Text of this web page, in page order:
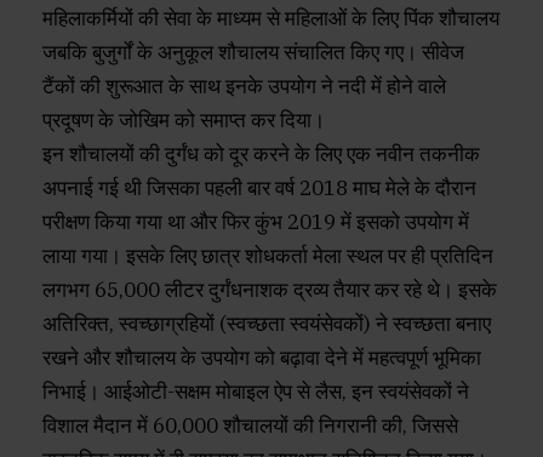
महिलाकर्मियों की सेवा के माध्‍यम से महिलाओं के लिए पिंक शौचालय
जबकि बुजुर्गों के अनुकूल शौचालय संचालित किए गए। सीवेज
टैंकों की शुरूआत के साथ इनके उपयोग ने नदी में होने वाले
प्रदूषण के जोखिम को समाप्त कर दिया।
इन शौचालयों की दुर्गंध को दूर करने के लिए एक नवीन तकनीक
अपनाई गई थी जिसका पहली बार वर्ष 2018 माघ मेले के दौरान
परीक्षण किया गया था और फिर कुंभ 2019 में इसको उपयोग में
लाया गया। इसके लिए छात्र शोधकर्ता मेला स्‍थल पर ही प्रतिदिन
लगभग 65,000 लीटर दुर्गंधनाशक द्रव्‍य तैयार कर रहे थे। इसके
अतिरिक्त, स्वच्छाग्रहियों (स्वच्छता स्वयंसेवकों) ने स्वच्छता बनाए
रखने और शौचालय के उपयोग को बढ़ावा देने में महत्वपूर्ण भूमिका
निभाई। आईओटी-सक्षम मोबाइल ऐप से लैस, इन स्वयंसेवकों ने
विशाल मैदान में 60,000 शौचालयों की निगरानी की, जिससे